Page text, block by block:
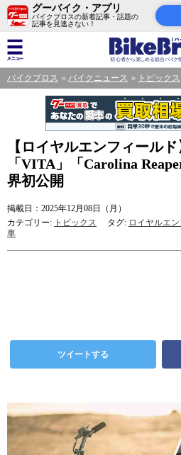
グーバイク・アプリ
バイクブロスの新着記事・話題の
記事を見逃さない！
バイクブロス バイクニュース トピックス
【ロイヤルエンフィール
「VITA」「Carolina
界初公開
掲載日：2025年12月08日（月）
カテゴリー: トピックス タグ: ロイヤルエ
車
ツイートする